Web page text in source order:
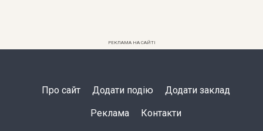
РЕКЛАМА НА САЙТІ
Про сайт Додати подію Додати заклад
Реклама Контакти